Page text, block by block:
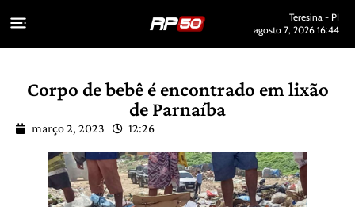
Teresina - PI
agosto 7, 2026 16:44
Corpo de bebê é encontrado em lixão
de Parnaíba
março 2, 2023 12:26